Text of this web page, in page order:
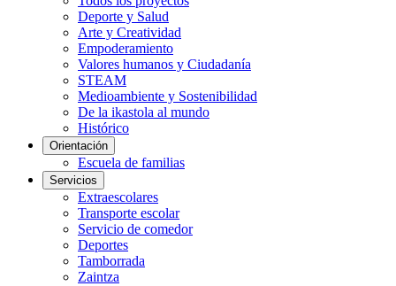
Deporte y Salud
Arte y Creatividad
Empoderamiento
Valores humanos y Ciudadanía
STEAM
Medioambiente y Sostenibilidad
De la ikastola al mundo
Histórico
Orientación
Escuela de familias
Servicios
Extraescolares
Transporte escolar
Servicio de comedor
Deportes
Tamborrada
Zaintza